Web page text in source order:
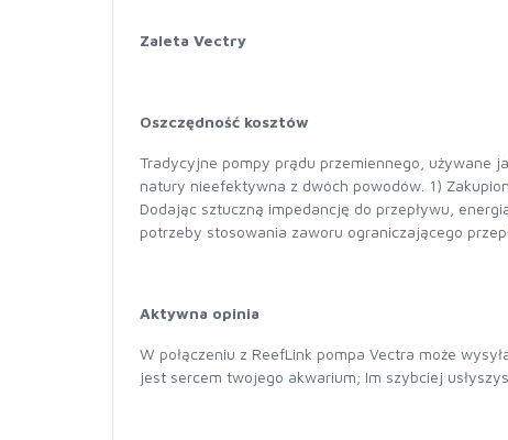
Zaleta Vectry
Oszczędność kosztów
Tradycyjne pompy prądu przemiennego, używane
natury nieefektywna z dwóch powodów. 1)
Dodając sztuczną impedancję do przepływu,
potrzeby stosowania zaworu ograniczającego
Aktywna opinia
W połączeniu z ReefLink pompa Vectra może
jest sercem twojego akwarium; Im szybciej